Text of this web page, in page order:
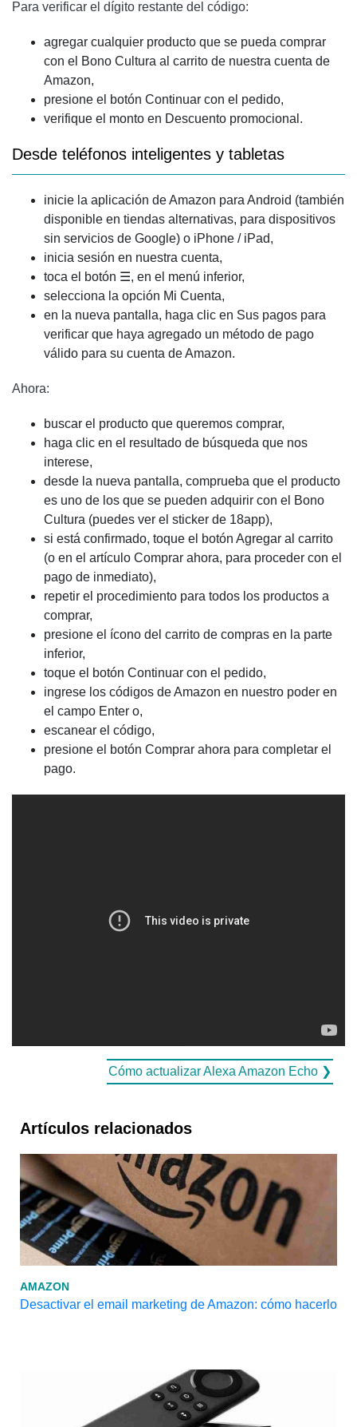
Para verificar el dígito restante del código:
agregar cualquier producto que se pueda comprar
con el Bono Cultura al carrito de nuestra cuenta de
Amazon,
presione el botón Continuar con el pedido,
verifique el monto en Descuento promocional.
Desde teléfonos inteligentes y tabletas
inicie la aplicación de Amazon para Android (también
disponible en tiendas alternativas, para dispositivos
sin servicios de Google) o iPhone / iPad,
inicia sesión en nuestra cuenta,
toca el botón ☰, en el menú inferior,
selecciona la opción Mi Cuenta,
en la nueva pantalla, haga clic en Sus pagos para
verificar que haya agregado un método de pago
válido para su cuenta de Amazon.
Ahora:
buscar el producto que queremos comprar,
haga clic en el resultado de búsqueda que nos
interese,
desde la nueva pantalla, comprueba que el producto
es uno de los que se pueden adquirir con el Bono
Cultura (puedes ver el sticker de 18app),
si está confirmado, toque el botón Agregar al carrito
(o en el artículo Comprar ahora, para proceder con el
pago de inmediato),
repetir el procedimiento para todos los productos a
comprar,
presione el ícono del carrito de compras en la parte
inferior,
toque el botón Continuar con el pedido,
ingrese los códigos de Amazon en nuestro poder en
el campo Enter o,
escanear el código,
presione el botón Comprar ahora para completar el
pago.
Cómo actualizar Alexa Amazon Echo ❯
Artículos relacionados
AMAZON
Desactivar el email marketing de Amazon: cómo hacerlo